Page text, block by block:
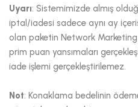
Uyarı: Sistemimizde almış
iptal/iadesi sadece aynı ay
olan paketin Network Marketing
prim puan yansımaları
iade işlemi gerçekleştirilemez.
Not: Konaklama bedelinin